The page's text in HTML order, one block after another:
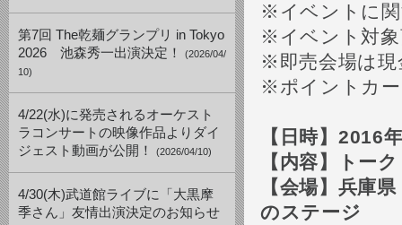
第7回 The乾麺グランプリ in Tokyo
2026 池森秀一出演決定！
(2026/04/
10)
4/22(水)に発売されるオーケスト
ラコンサートの映像作品よりダイ
ジェスト動画が公開！
(2026/04/10)
4/30(木)武道館ライブに「大黒摩
季さん」友情出演決定のお知らせ
※イベントに
※イベント対
※即売会場は現
※ポイントカー
【日時】 2016
【内容】トー
【会場】兵
のステージ